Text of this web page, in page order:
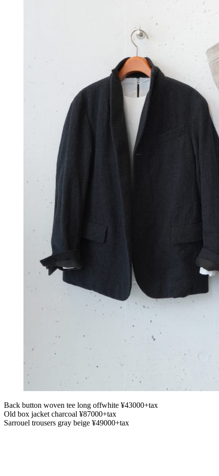
Back button woven tee long offwhite ¥43000+tax
Old box jacket charcoal ¥87000+tax
Sarrouel trousers gray beige ¥49000+tax